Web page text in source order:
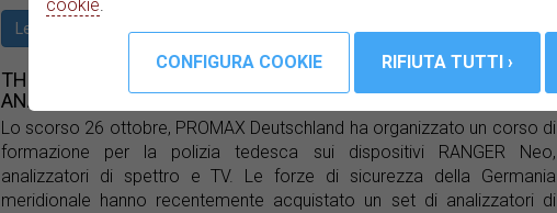
cookie
Leggi Tutto
THE GERMAN POLICE TRUST PROMAX TV AND SPECTRUM
ANALYZERS
Lo scorso 26 ottobre, PROMAX Deutschland ha organizzato un corso di
formazione per la polizia tedesca sui dispositivi RANGER Neo,
analizzatori di spettro e TV. Le forze di sicurezza della Germania
meridionale hanno recentemente acquistato un set di analizzatori di